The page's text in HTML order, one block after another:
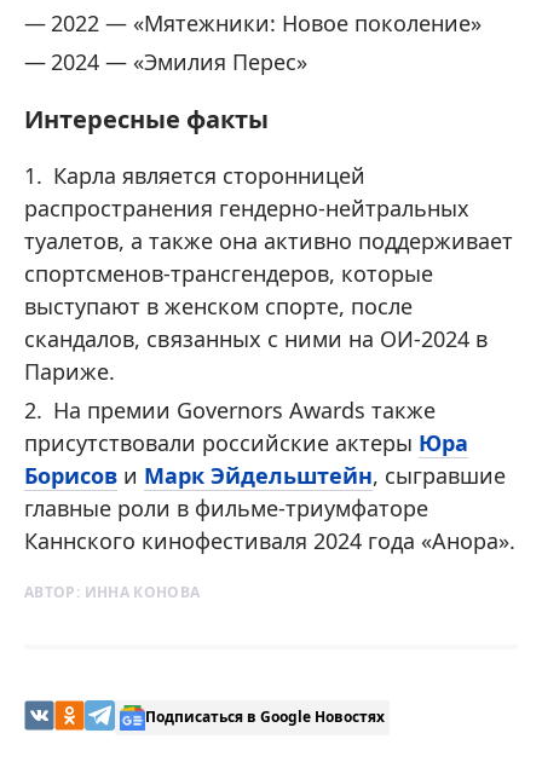
2022 — «Мятежники: Новое поколение»
2024 — «Эмилия Перес »
Интересные факты
Карла является сторонницей
распространения гендерно-нейтральных
туалетов, а также она активно поддерживает
спортсменов-трансгендеров, которые
выступают в женском спорте, после
скандалов, связанных с ними на ОИ-2024 в
Париже.
На премии Governors Awards также
присутствовали российские актеры Юра
Борисов и Марк Эйдельштейн, сыгравшие
главные роли в фильме-триумфаторе
Каннского кинофестиваля 2024 года «Анора».
АВТОР: ИННА КОНОВА
Подписаться в Google Новостях